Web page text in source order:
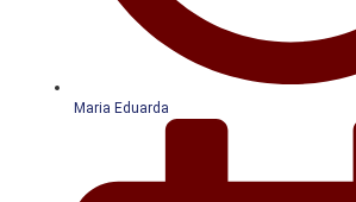
Maria Eduarda